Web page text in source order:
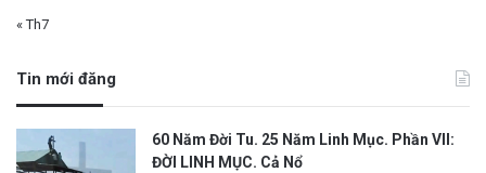
« Th7
Tin mới đăng
60 Năm Đời Tu. 25 Năm Linh Mục. Phần VII:
ĐỜI LINH MỤC. Cả Nổ